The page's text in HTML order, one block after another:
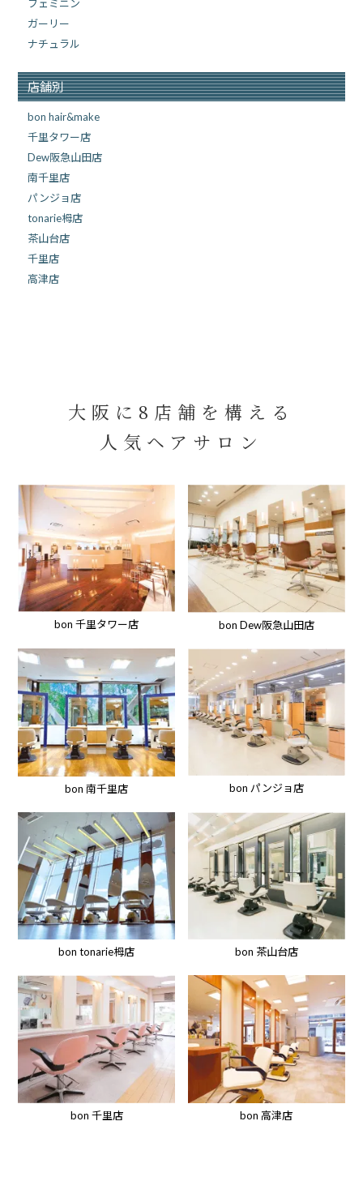
フェミニン
ガーリー
ナチュラル
店舗別
bon hair&make
千里タワー店
Dew阪急山田店
南千里店
パンジョ店
tonarie栂店
茶山台店
千里店
高津店
大阪に8店舗を構える
人気ヘアサロン
bon 千里タワー店 bon Dew阪急山田店
bon 南千里店 bon パンジョ店
bon tonarie栂店 bon 茶山台店
bon 千里店 bon 高津店